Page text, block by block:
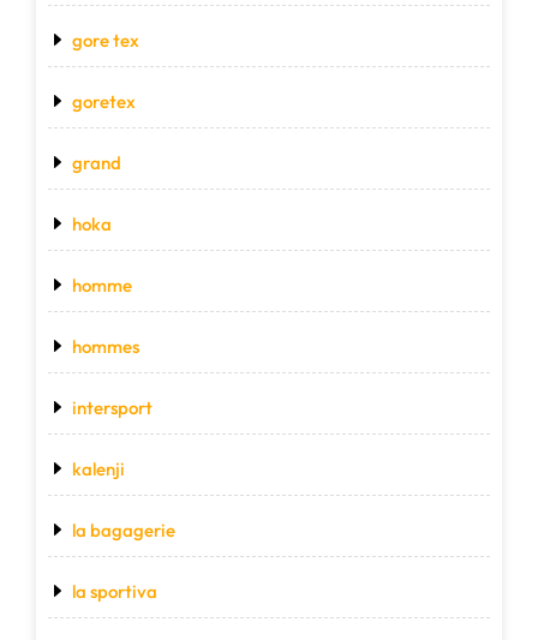
gore tex
goretex
grand
hoka
homme
hommes
intersport
kalenji
la bagagerie
la sportiva